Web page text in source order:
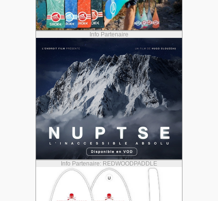
Info Partenaire
Info Partenaire: REDWOODPADDLE